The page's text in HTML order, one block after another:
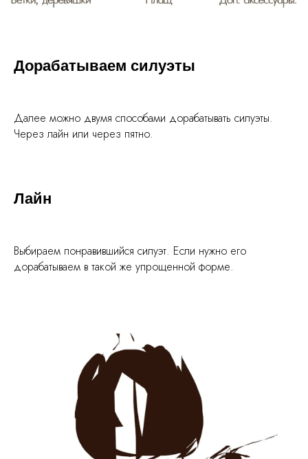
Дорабатываем силуэты
Далее можно двумя способами дорабатывать силуэты.
Через лайн или через пятно.
Лайн
Выбираем понравившийся силуэт. Если нужно его
дорабатываем в такой же упрощенной форме.